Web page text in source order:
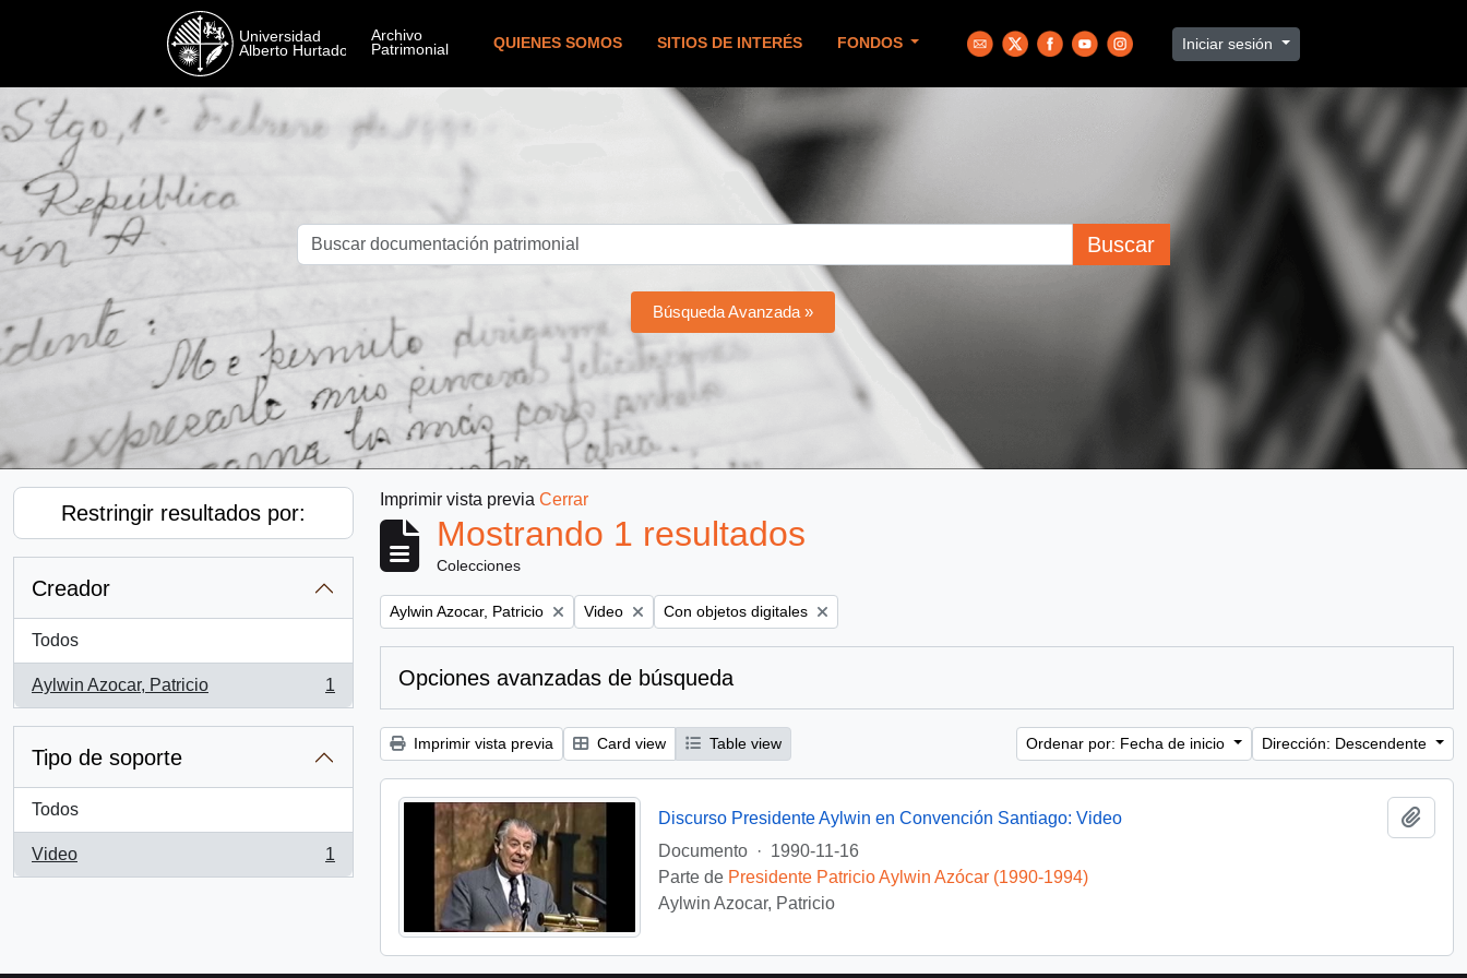
QUIENES SOMOS SITIOS DE INTERÉS FONDOS Iniciar sesión
Buscar
Búsqueda Avanzada »
Restringir resultados por:
Creador
Todos
Aylwin Azocar, Patricio
, 1 resultados
1
Tipo de soporte
Todos
Video
, 1 resultados
1
Imprimir vista previa Cerrar
Mostrando 1 resultados
Colecciones
Remove filter:
Aylwin Azocar, Patricio Remove filter:
Video Remove filter:
Con objetos digitales
Opciones avanzadas de búsqueda
Imprimir vista previa Card view Table view Ordenar por: Fecha de inicio Dirección: Descendente
Discurso Presidente Aylwin en Convención Santiago: Video
Documento
· 1990-11-16
Parte de Presidente Patricio Aylwin Azócar (1990-1994)
Aylwin Azocar, Patricio